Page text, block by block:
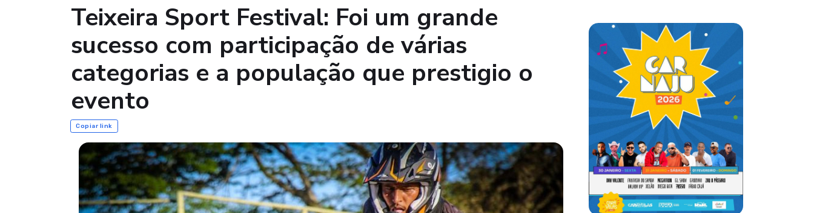
Teixeira Sport Festival: Foi um grande
sucesso com participação de várias
categorias e a população que prestigio o
evento
Copiar link